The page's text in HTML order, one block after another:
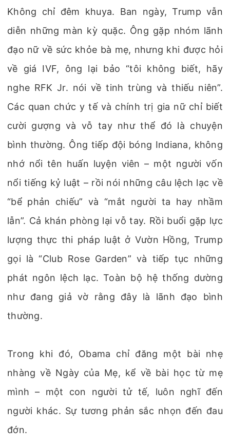
Không chỉ đêm khuya. Ban ngày, Trump vẫn
diễn những màn kỳ quặc. Ông gặp nhóm lãnh
đạo nữ về sức khỏe bà mẹ, nhưng khi được hỏi
về giá IVF, ông lại bảo “tôi không biết, hãy
nghe RFK Jr. nói về tinh trùng và thiếu niên”.
Các quan chức y tế và chính trị gia nữ chỉ biết
cười gượng và vỗ tay như thể đó là chuyện
bình thường. Ông tiếp đội bóng Indiana, không
nhớ nổi tên huấn luyện viên – một người vốn
nổi tiếng kỷ luật – rồi nói những câu lệch lạc về
“bể phản chiếu” và “mắt người ta hay nhầm
lẫn”. Cả khán phòng lại vỗ tay. Rồi buổi gặp lực
lượng thực thi pháp luật ở Vườn Hồng, Trump
gọi là “Club Rose Garden” và tiếp tục những
phát ngôn lệch lạc. Toàn bộ hệ thống dường
như đang giả vờ rằng đây là lãnh đạo bình
thường.
Trong khi đó, Obama chỉ đăng một bài nhẹ
nhàng về Ngày của Mẹ, kể về bài học từ mẹ
mình – một con người tử tế, luôn nghĩ đến
người khác. Sự tương phản sắc nhọn đến đau
đớn.